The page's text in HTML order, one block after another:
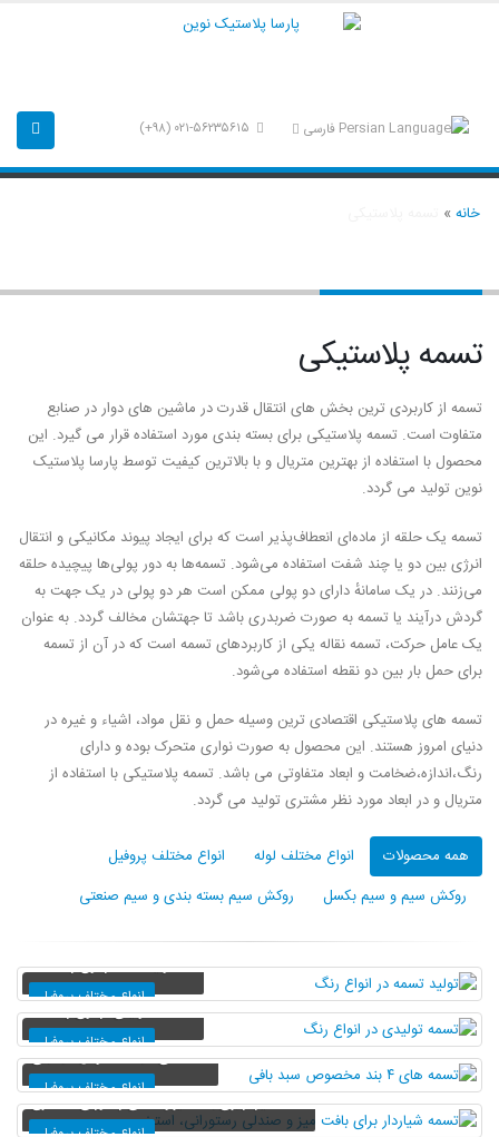
فارسی
خانه»
تسمه پلاستیکی
تسمه از کاربردی ترین بخش های انتقال قدرت در ماشین های دوار در صنابع
متفاوت است. تسمه پلاستیکی برای بسته بندی مورد استفاده قرار می گیرد. این
محصول با استفاده از بهترین متریال و با بالاترین کیفیت توسط پارسا پلاستیک
نوین تولید می گردد.
تسمه یک حلقه از ماده‌ای انعطاف‌پذیر است که برای ایجاد پیوند مکانیکی و انتقال
انرژی بین دو یا چند شفت استفاده می‌شود. تسمه‌ها به دور پولی‌ها پیچیده حلقه
می‌زنند. در یک سامانهٔ دارای دو پولی ممکن است هر دو پولی در یک جهت به
گردش درآیند یا تسمه به صورت ضربدری باشد تا جهتشان مخالف گردد. به عنوان
یک عامل حرکت، تسمه نقاله یکی از کاربردهای تسمه است که در آن از تسمه
برای حمل بار بین دو نقطه استفاده می‌شود.
تسمه های پلاستیکی اقتصادی ترین وسیله حمل و نقل مواد، اشیاء و غیره در
دنیای امروز هستند. این محصول به صورت نواری متحرک بوده و دارای
رنگ،اندازه،ضخامت و ابعاد متفاوتی می باشد. تسمه پلاستیکی با استفاده از
متریال و در ابعاد مورد نظر مشتری تولید می ‎گردد.
همه محصولات انواع مختلف لوله
انواع مختلف پروفیل
روکش سیم و سیم بکسل
روکش سیم بسته بندی و سیم صنعتی
تولید تسمه در انواع رنگ
انواع مختلف پروفیل
تسمه تولیدی در انواع رنگ
انواع مختلف پروفیل
تسمه های ۴ بند مخصوص سبد بافی
انواع مختلف پروفیل
تسمه شیاردار برای بافت میز و صندلی رستورانی، استخری